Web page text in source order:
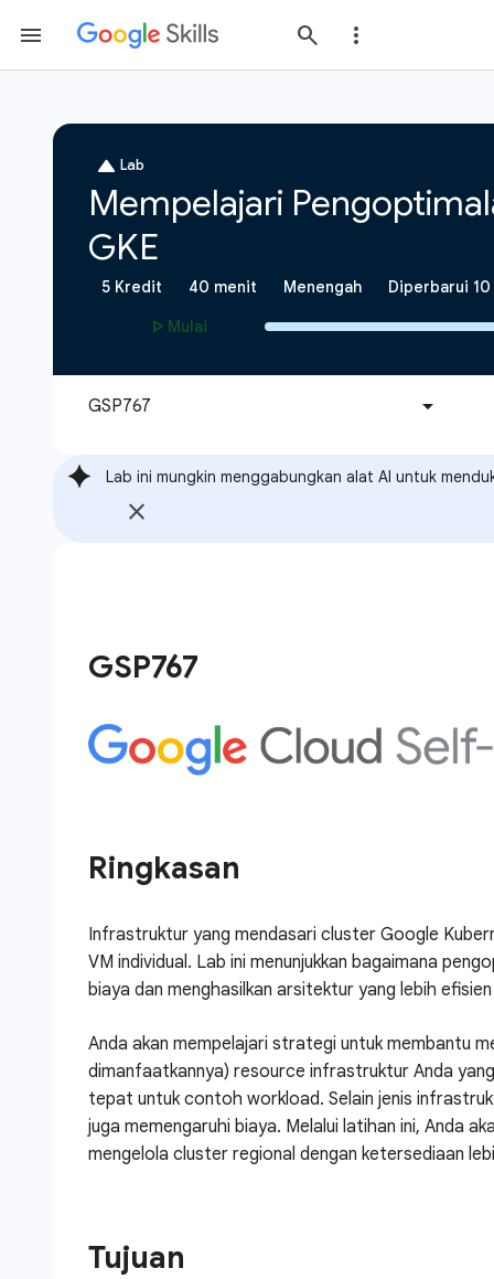
Lab ini mungkin menggabungkan alat AI untuk
GSP767
Ringkasan
Infrastruktur yang mendasari cluster Google
VM individual. Lab ini menunjukkan bagaimana
biaya dan menghasilkan arsitektur yang lebih
Anda akan mempelajari strategi untuk membantu
dimanfaatkannya) resource infrastruktur Anda
tepat untuk contoh workload. Selain jenis
juga memengaruhi biaya. Melalui latihan ini, Anda
mengelola cluster regional dengan ketersediaan
Tujuan